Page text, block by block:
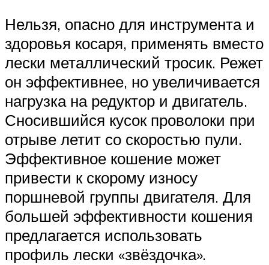
Нельзя, опасно для инструмента и
здоровья косаря, применять вместо
лески металлический тросик. Режет
он эффективнее, но увеличивается
нагрузка на редуктор и двигатель.
Сносившийся кусок проволоки при
отрыве летит со скоростью пули.
Эффективное кошение может
привести к скорому износу
поршневой группы двигателя. Для
большей эффективности кошения
предлагается использовать
профиль лески «звёздочка».